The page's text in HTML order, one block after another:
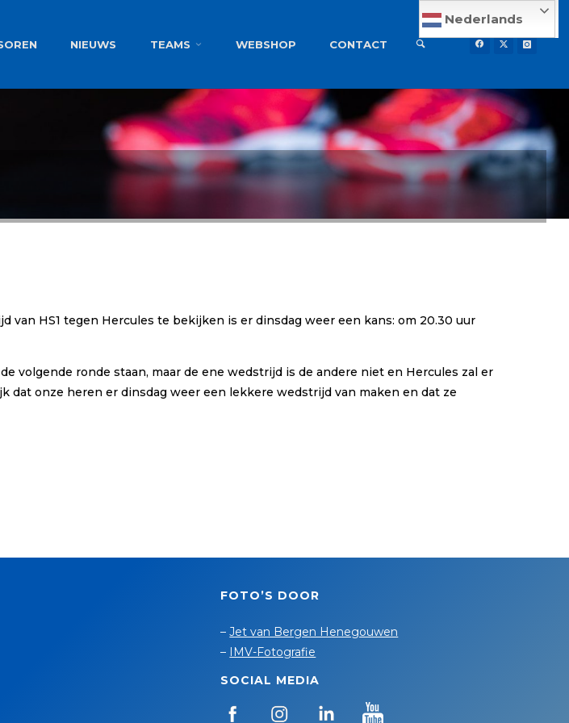
NIEUWS TEAMS WEBSHOP CONTACT
Nederlands
HS1 tegen Hercules te bekijken is er dinsdag weer een kans: om 20.30 uur
volgende ronde staan, maar de ene wedstrijd is de andere niet en Hercules zal er
onze heren er dinsdag weer een lekkere wedstrijd van maken en dat ze
FOTO’S DOOR
–Jet van Bergen Henegouwen
– IMV-Fotografie
SOCIAL MEDIA